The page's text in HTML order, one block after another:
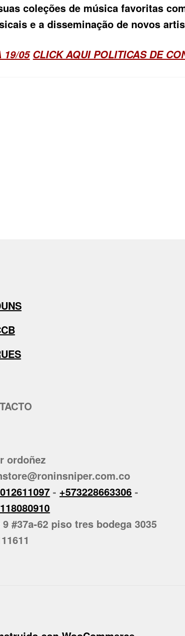
coleções de música favoritas
e a disseminação de novos
19/05 CLICK AQUI POLITICAS DE
ordoñez
- +573228663306 -
#37a-62 piso tres bodega 3035